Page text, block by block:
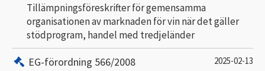
Tillämpningsföreskrifter för gemensamma
organisationen av marknaden för vin när det gäller
stödprogram, handel med tredjeländer
EG-förordning 566/2008 2025-02-13